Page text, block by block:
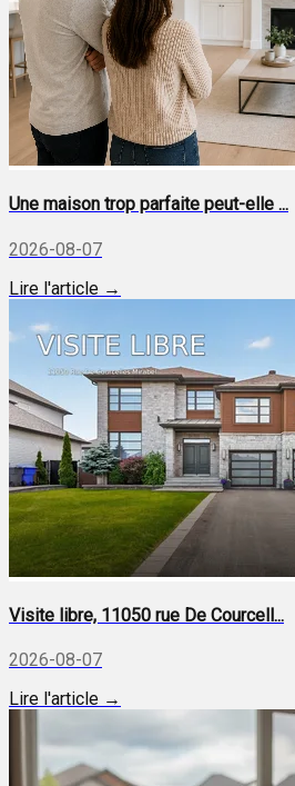
Une maison trop parfaite peut-elle ...
2026-08-07
Lire l'article →
Visite libre, 11050 rue De Courcell...
2026-08-07
Lire l'article →